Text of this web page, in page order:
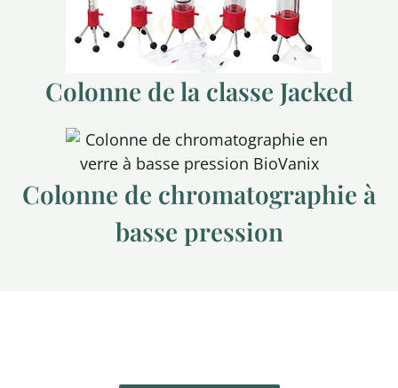
Colonne de la classe Jacked
Colonne de chromatographie à
basse pression